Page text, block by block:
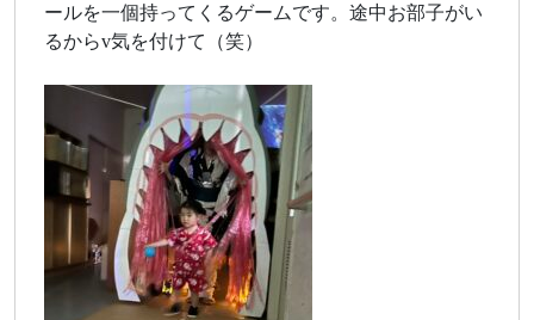
ールを一個持ってくるゲームです。途中お部子がい
るからv気を付けて（笑）